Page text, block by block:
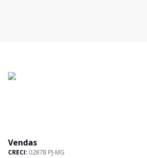
Vendas
CRECI: 02878 PJ-MG